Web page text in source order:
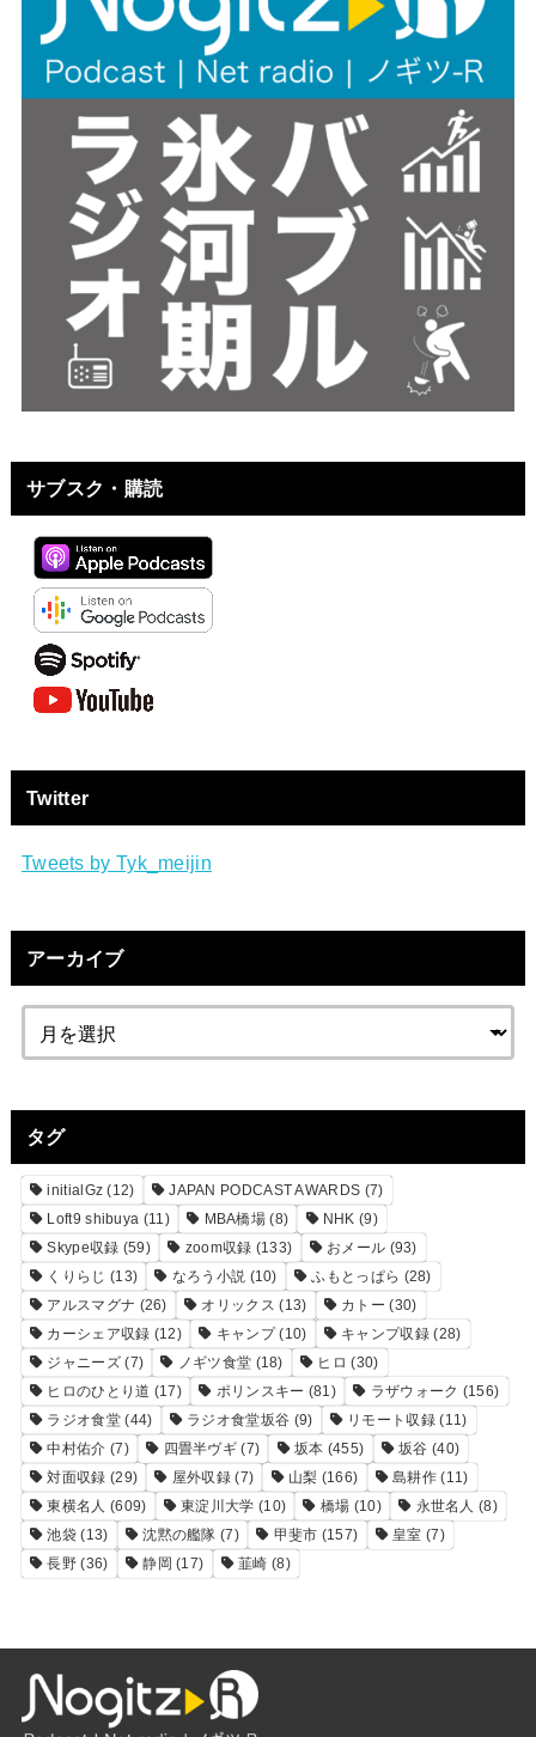
サブスク・購読
Twitter
Tweets by Tyk_meijin
アーカイブ
タグ
initialGz (12) JAPAN PODCAST AWARDS (7)
Loft9 shibuya (11) MBA橋場 (8) NHK (9)
Skype収録 (59) zoom収録 (133) おメール (93)
くりらじ (13) なろう小説 (10) ふもとっぱら (28)
アルスマグナ (26) オリックス (13) カトー (30)
カーシェア収録 (12) キャンプ(10) キャンプ収録(28)
ジャニーズ(7) ノギツ食堂 (18) ヒロ (30)
ヒロのひとり道 (17) ポリンスキー (81) ラザウォーク (156)
ラジオ食堂(44) ラジオ食堂坂谷 (9) リモート収録(11)
中村佑介 (7) 四畳半ヴギ (7) 坂本 (455) 坂谷 (40)
対面収録 (29) 屋外収録 (7) 山梨 (166) 島耕作(11)
東横名人 (609) 東淀川大学 (10) 橋場 (10) 永世名人 (8)
池袋 (13) 沈黙の艦隊 (7) 甲斐市 (157) 皇室 (7)
長野 (36) 静岡 (17) 韮崎 (8)